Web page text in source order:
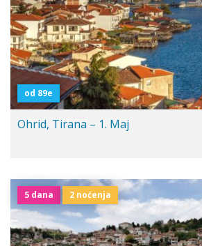
od 89e
Ohrid, Tirana – 1. Maj
Polazak iz Bg
5 dana 2 noćenja